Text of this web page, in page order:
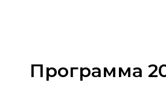
Программа